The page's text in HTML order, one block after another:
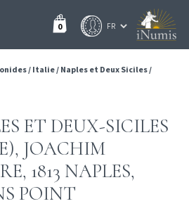
0
/ Italie/ Naples et Deux Siciles/
ET DEUX-SICILES
JOACHIM
1813 NAPLES,
POINT